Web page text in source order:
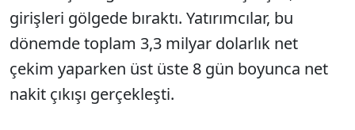
girişleri gölgede bıraktı. Yatırımcılar, bu
dönemde toplam 3,3 milyar dolarlık net
çekim yaparken üst üste 8 gün boyunca net
nakit çıkışı gerçekleşti.